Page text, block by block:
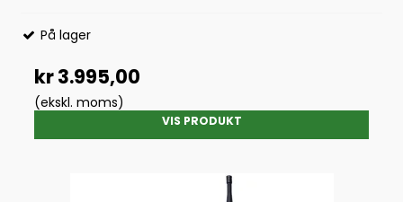
På lager
kr 3.995,00
(ekskl. moms)
VIS PRODUKT